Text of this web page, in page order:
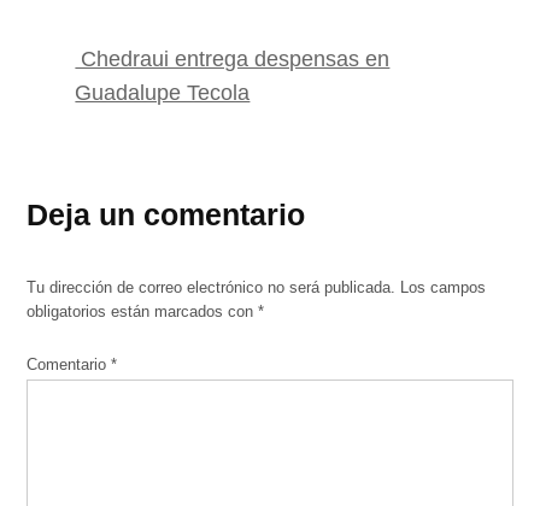
Chedraui entrega despensas en
Guadalupe Tecola
Deja un comentario
Tu dirección de correo electrónico no será publicada. Los campos
obligatorios están marcados con*
Comentario*